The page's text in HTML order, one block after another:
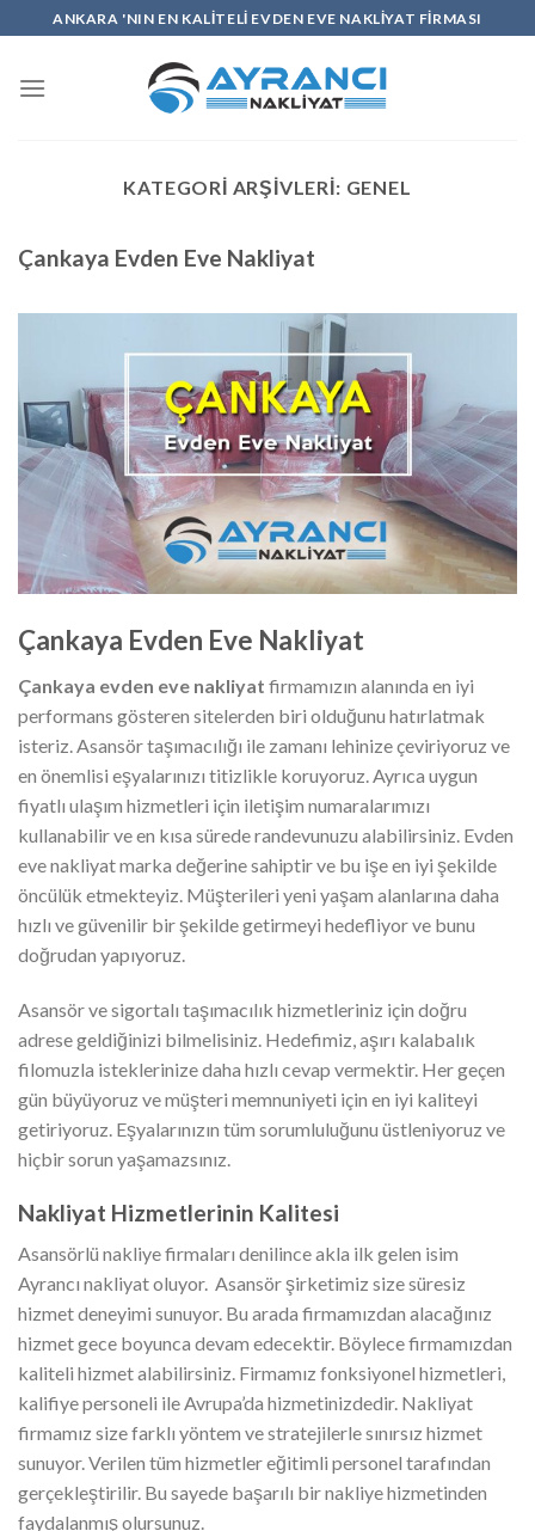
atla
ANKARA 'NIN EN KALİTELİ EVDEN EVE NAKLİYAT FİRMASI
KATEGORI ARŞIVLERI: GENEL
Çankaya Evden Eve Nakliyat
Çankaya Evden Eve Nakliyat
Çankaya evden eve nakliyat firmamızın alanında en iyi
performans gösteren sitelerden biri olduğunu hatırlatmak
isteriz. Asansör taşımacılığı ile zamanı lehinize çeviriyoruz ve
en önemlisi eşyalarınızı titizlikle koruyoruz. Ayrıca uygun
fiyatlı ulaşım hizmetleri için iletişim numaralarımızı
kullanabilir ve en kısa sürede randevunuzu alabilirsiniz. Evden
eve nakliyat marka değerine sahiptir ve bu işe en iyi şekilde
öncülük etmekteyiz. Müşterileri yeni yaşam alanlarına daha
hızlı ve güvenilir bir şekilde getirmeyi hedefliyor ve bunu
doğrudan yapıyoruz.
Asansör ve sigortalı taşımacılık hizmetleriniz için doğru
adrese geldiğinizi bilmelisiniz. Hedefimiz, aşırı kalabalık
filomuzla isteklerinize daha hızlı cevap vermektir. Her geçen
gün büyüyoruz ve müşteri memnuniyeti için en iyi kaliteyi
getiriyoruz. Eşyalarınızın tüm sorumluluğunu üstleniyoruz ve
hiçbir sorun yaşamazsınız.
Nakliyat Hizmetlerinin Kalitesi
Asansörlü nakliye firmaları denilince akla ilk gelen isim
Ayrancı nakliyat oluyor. Asansör şirketimiz size süresiz
hizmet deneyimi sunuyor. Bu arada firmamızdan alacağınız
hizmet gece boyunca devam edecektir. Böylece firmamızdan
kaliteli hizmet alabilirsiniz. Firmamız fonksiyonel hizmetleri,
kalifiye personeli ile Avrupa’da hizmetinizdedir. Nakliyat
firmamız size farklı yöntem ve stratejilerle sınırsız hizmet
sunuyor. Verilen tüm hizmetler eğitimli personel tarafından
gerçekleştirilir. Bu sayede başarılı bir nakliye hizmetinden
faydalanmış olursunuz.